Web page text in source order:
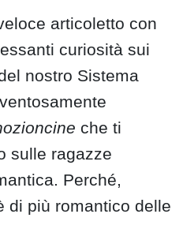
articoletto con
curiosità sui
nostro Sistema
che ti
sulle ragazze
Perché,
di più romantico delle